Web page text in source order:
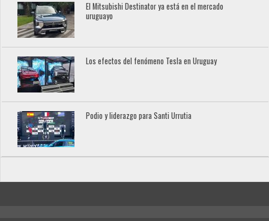
El Mitsubishi Destinator ya está en el mercado
uruguayo
Los efectos del fenómeno Tesla en Uruguay
Podio y liderazgo para Santi Urrutia